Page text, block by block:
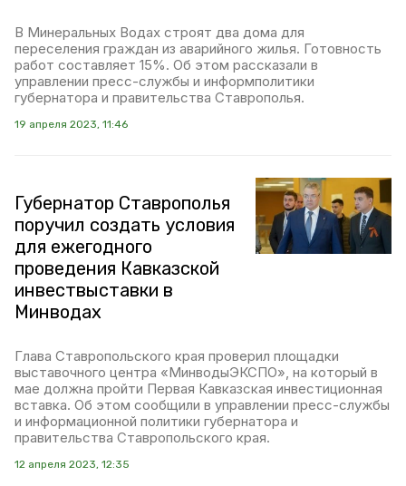
В Минеральных Водах строят два дома для
переселения граждан из аварийного жилья. Готовность
работ составляет 15%. Об этом рассказали в
управлении пресс-службы и информполитики
губернатора и правительства Ставрополья.
19 апреля 2023, 11:46
Губернатор Ставрополья
поручил создать условия
для ежегодного
проведения Кавказской
инвествыставки в
Минводах
Глава Ставропольского края проверил площадки
выставочного центра «МинводыЭКСПО», на который в
мае должна пройти Первая Кавказская инвестиционная
вставка. Об этом сообщили в управлении пресс-службы
и информационной политики губернатора и
правительства Ставропольского края.
12 апреля 2023, 12:35